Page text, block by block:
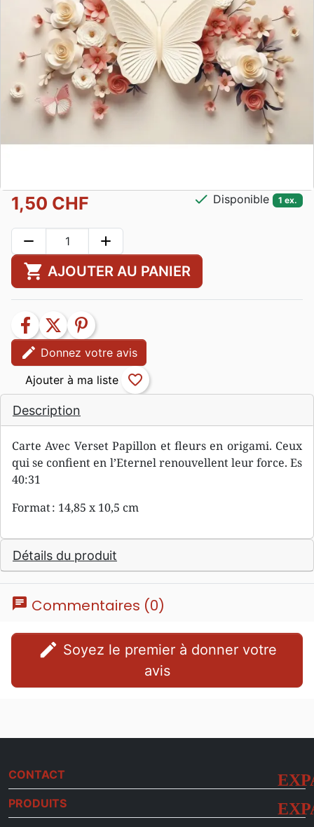
Description
Carte Avec Verset Papillon et fleurs en origami. Ceux
qui se confient en l’Eternel renouvellent leur force. Es
40:31
Format : 14,85 x 10,5 cm
Détails du produit
1,50 CHF check Disponible 1 ex.
remove add
shopping_cart AJOUTER AU PANIER
facebook twitter
pinterest
edit Donnez votre avis
favorite_border
chat Commentaires (0)
edit
avis
CONTACT
PRODUITS